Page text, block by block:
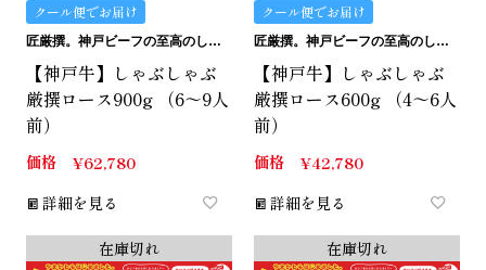
クール便でお届け
匠厳撰。神戸ビーフの至高のしゃぶしゃぶ用ロースです。
【神戸牛】しゃぶしゃぶ
厳撰ロース900g （6～9人
前）
価格 ¥62,780
詳細を見る
在庫切れ
クール便でお届け
匠厳撰。神戸ビーフの至高のしゃぶしゃぶ用ロースです。
【神戸牛】しゃぶしゃぶ
厳撰ロース600g （4～6人
前）
価格 ¥42,780
詳細を見る
在庫切れ